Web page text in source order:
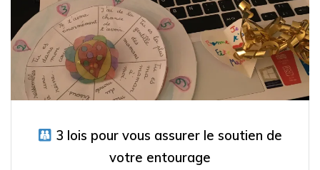
3 lois pour vous assurer le soutien de
votre entourage